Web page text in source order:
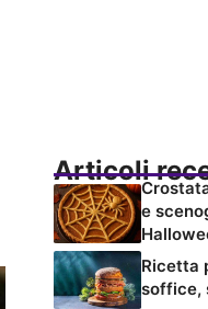
Articoli
e
Ricetta
soffice,